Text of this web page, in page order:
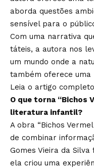
aborda questões
sensível para o
Com uma narrativa
táteis, a autora nos
um mundo onde a
também oferece uma
Leia o artigo
O que torna “Bichos
literatura infantil?
A obra “Bichos
de combinar
Gomes Vieira da
ela criou uma